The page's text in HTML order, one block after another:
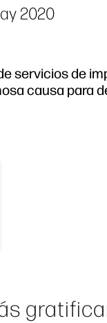
2020
servicios de
causa para